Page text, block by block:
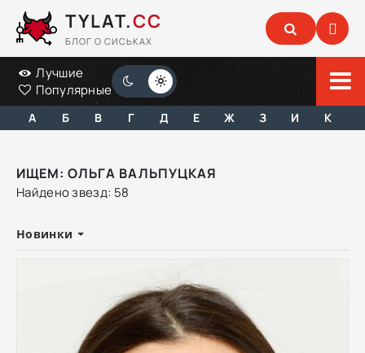
TYLAT.CC
БЛОГ О СИСЬКАХ
Лучшие
Популярные
А Б В Г Д Е Ж З И К
ИЩЕМ: ОЛЬГА ВАЛЬПУЦКАЯ
Найдено звезд: 58
Новинки